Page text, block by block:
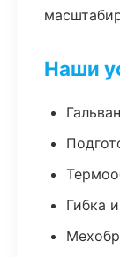
Наши
Гибка